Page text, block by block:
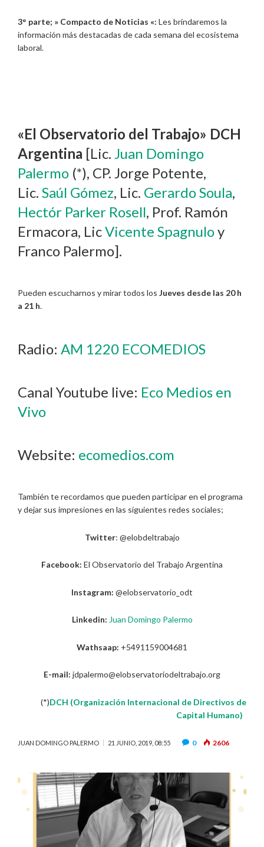
3° parte; » Compacto de Noticias «: Les brindaremos la
información más destacadas de cada semana del ecosistema
laboral.
«El Observatorio del Trabajo» DCH
Argentina [Lic. Juan Domingo
Palermo (*), CP. Jorge Potente,
Lic. Saúl Gómez, Lic. Gerardo Soula,
Hectór Parker Rosell, Prof. Ramón
Ermacora, LicVicente Spagnuloy
Franco Palermo].
Pueden escucharnos y mirar todos los Jueves desde las 20 h
a 21 h.
Radio: AM 1220 ECOMEDIOS
Canal Youtube live: Eco Medios en
Vivo
Website: ecomedios.com
También te recordamos que pueden participar en el programa
y dejar sus impresiones en las siguientes redes sociales;
Twitter: @elobdeltrabajo
Facebook: El Observatorio del Trabajo Argentina
Instagram: @elobservatorio_odt
Linkedin: Juan Domingo Palermo
Wathsaap: +5491159004681
E-mail: jdpalermo@elobservatoriodeltrabajo.org
(*)DCH (Organización Internacional de Directivos de
Capital Humano)
JUAN DOMINGO PALERMO 21 JUNIO, 2019, 08:55 0 2606